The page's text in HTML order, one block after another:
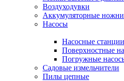
Воздуходувки
Аккумуляторные
Насосы
Насосные станции
Поверхностные
Погружные
Садовые измельчители
Пилы цепные